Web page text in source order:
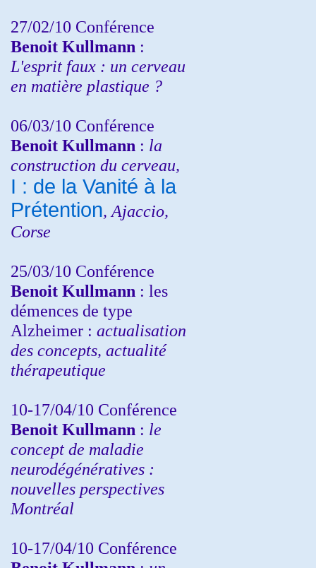
27/02/10 Conférence
Benoit Kullmann :
L'esprit faux : un cerveau
en matière plastique ?
06/03/10 Conférence
Benoit Kullmann : la
construction du cerveau,
I : de la Vanité à la
Prétention, Ajaccio,
Corse
25/03/10 Conférence
Benoit Kullmann : les
démences de type
Alzheimer : actualisation
des concepts, actualité
thérapeutique
10-17/04/10 Conférence
Benoit Kullmann : le
concept de maladie
neurodégénératives :
nouvelles perspectives
Montréal
10-17/04/10 Conférence